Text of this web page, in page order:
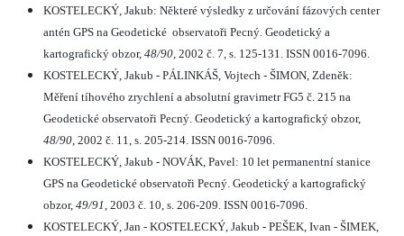
KOSTELECKÝ, Jakub: Některé výsledky z určování fázových center
antén GPS na Geodetické observatoři Pecný. Geodetický a
kartografický obzor, 48/90, 2002 č. 7, s. 125-131. ISSN 0016-7096.
KOSTELECKÝ, Jakub - PÁLINKÁŠ, Vojtech - ŠIMON, Zdeněk:
Měření tíhového zrychlení a absolutní gravimetr FG5 č. 215 na
Geodetické observatoři Pecný. Geodetický a kartografický obzor,
48/90, 2002 č. 11, s. 205-214. ISSN 0016-7096.
KOSTELECKÝ, Jakub - NOVÁK, Pavel: 10 let permanentní stanice
GPS na Geodetické observatoři Pecný. Geodetický a kartografický
obzor, 49/91, 2003 č. 10, s. 206-209. ISSN 0016-7096.
KOSTELECKÝ, Jan - KOSTELECKÝ, Jakub - PEŠEK, Ivan - ŠIMEK,